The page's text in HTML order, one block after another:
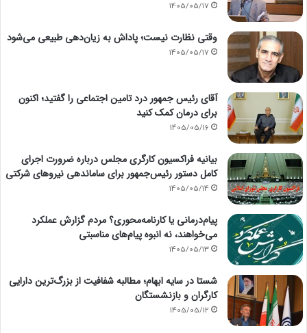
1405/05/17
وقتی نظارت نیست؛ پاداش به زیان‌دهی طبیعی می‌شود
1405/05/17
آقای رئیس جمهور درد تامین اجتماعی را گفتید؛ اکنون
برای درمان کمک کنید
1405/05/16
بیانیه فراکسیون کارگری مجلس درباره ضرورت اجرای
کامل دستور رئیس‌جمهور برای ساماندهی نیروهای شرکتی
1405/05/14
پیام‌درمانی یا کارنامه‌محوری؟ مردم گزارش عملکرد
می‌خواهند، نه انبوه پیام‌های مناسبتی
1405/05/13
شستا در سایه ابهام؛ مطالبه شفافیت از بزرگ‌ترین دارایی
کارگران و بازنشستگان
1405/05/12